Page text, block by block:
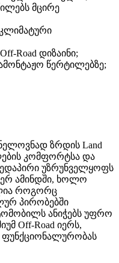
მცირე
Road დიზაინი;
წერტილებზე;
ზრდის Land
კომფორტსა და
უზრუნველყოფს
ამინდში, ხოლო
როგორც
პირობებში
ანიჭებს უფრო
Off-Road იერს,
ფუნქციონალურობას